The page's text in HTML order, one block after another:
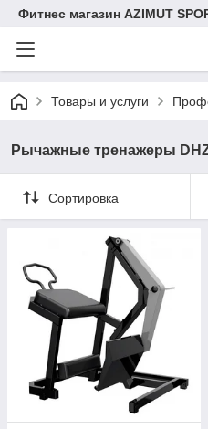
Фитнес магазин AZIMUT
Товары и услуги
Рычажные тренажеры
Сортировка